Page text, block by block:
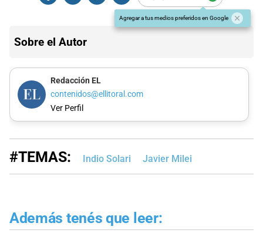
Agregar a tus medios preferidos en Google
Sobre el Autor
Redacción EL
contenidos@ellitoral.com
Ver Perfil
#TEMAS: Indio Solari Javier Milei
Además tenés que leer: